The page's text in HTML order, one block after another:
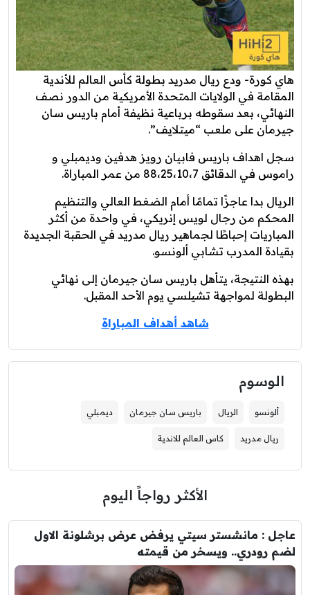
هاي كورة- ودع ريال مدريد بطولة كأس العالم للأندية
المقامة في الولايات المتحدة الأمريكية من الدور نصف
النهائي، بعد سقوطه برباعية نظيفة أمام باريس سان
جيرمان على ملعب “ميتلايف”.
سجل اهداف باريس فابيان رويز هدفين وديمبلي و
راموس في الدقائق 88،25،10،7 من عمر المباراة.
الريال بدا عاجزًا تمامًا أمام الضغط العالي والتنظيم
المحكم من رجال لويس إنريكي، في واحدة من أكثر
المباريات إحباطًا لجماهير ريال مدريد في الحقبة الجديدة
بقيادة المدرب تشابي ألونسو.
بهذه النتيجة، يتأهل باريس سان جيرمان إلى نهائي
البطولة لمواجهة تشيلسي يوم الأحد المقبل.
شاهد أهداف المباراة
الوسوم
ألونسو الريال باريس سان جيرمان ديمبلي
ريال مدريد كاس العالم للاندية
الأكثر رواجاً اليوم
عاجل : مانشستر سيتي يرفض عرض برشلونة الاول
لضم رودري.. ويسخر من قيمته